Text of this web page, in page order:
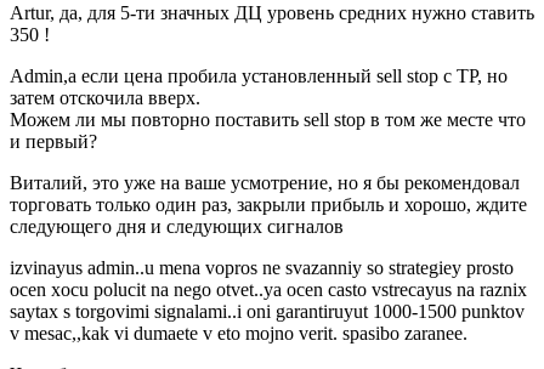
Artur, да, для 5-ти значных ДЦ уровень средних нужно ставить
350 !
Admin,а если цена пробила установленный sell stop с TP, но
затем отскочила вверх.
Можем ли мы повторно поставить sell stop в том же месте что
и первый?
Виталий, это уже на ваше усмотрение, но я бы рекомендовал
торговать только один раз, закрыли прибыль и хорошо, ждите
следующего дня и следующих сигналов
izvinayus admin..u mena vopros ne svazanniy so strategiey prosto
ocen xocu polucit na nego otvet..ya ocen casto vstrecayus na raznix
saytax s torgovimi signalami..i oni garantiruyut 1000-1500 punktov
v mesac,,kak vi dumaete v eto mojno verit. spasibo zaranee.